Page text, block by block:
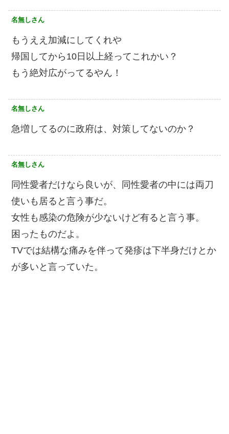
名無しさん
もうええ加減にしてくれや
帰国してから10日以上経ってこれかい？
もう絶対広がってるやん！
名無しさん
急増してるのに政府は、対策してないのか？
名無しさん
同性愛者だけなら良いが、同性愛者の中には両刀
使いも居ると言う事だ。
女性も感染の危険が少ないけど有ると言う事。
困ったものだよ。
TVでは結構な痛みを伴って発疹は下半身だけとか
が多いと言っていた。